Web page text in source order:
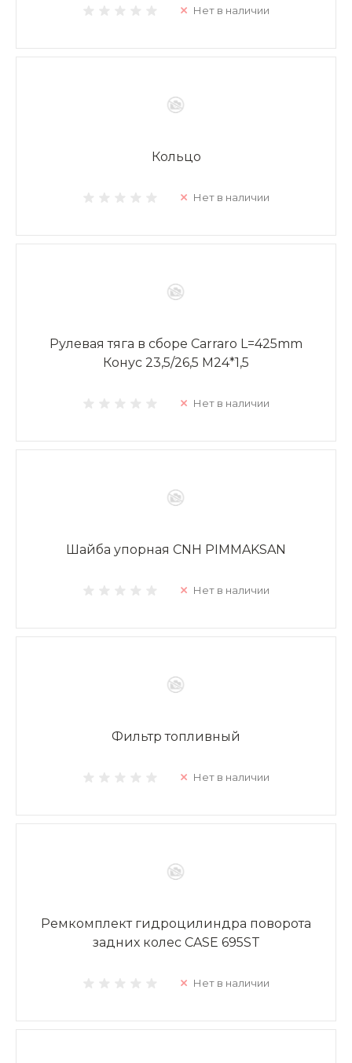
Нет в наличии
Кольцо
Нет в наличии
Рулевая тяга в сборе Carraro L=425mm
Конус 23,5/26,5 M24*1,5
Нет в наличии
Шайба упорная CNH PIMMAKSAN
Нет в наличии
Фильтр топливный
Нет в наличии
Ремкомплект гидроцилиндра поворота
задних колес CASE 695ST
Нет в наличии